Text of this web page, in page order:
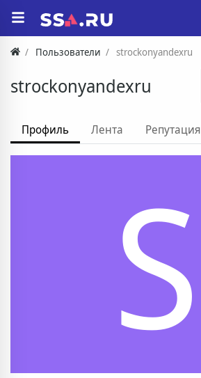
Пользователи strockonyandexru
strockonyandexru
Профиль Лента Репутация
S